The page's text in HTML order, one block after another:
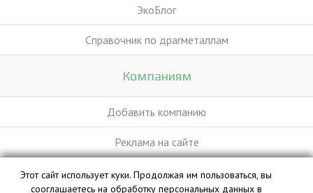
ЭкоБлог
Справочник по драгметаллам
Компаниям
Добавить компанию
Реклама на сайте
База данных сайта vyvoz.org является интеллектуальной
Этот сайт использует куки. Продолжая им пользоваться, вы
сооглашаетесь на обработку персональных данных в